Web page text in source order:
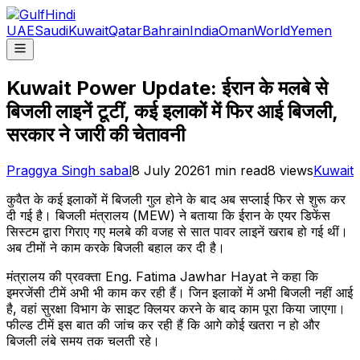
UAESaudiKuwaitQatarBahrainIndiaOmanWorldYemen
Kuwait Power Update: ईरान के मलबे से
बिजली लाइनें टूटीं, कई इलाकों में फिर आई बिजली,
सरकार ने जारी की चेतावनी
Praggya Singh sabal8 July 20261 min read8 viewsKuwait
कुवैत के कई इलाकों में बिजली गुल होने के बाद अब सप्लाई फिर से शुरू कर
दी गई है। बिजली मंत्रालय (MEW) ने बताया कि ईरान के एयर डिफेंस
सिस्टम द्वारा गिराए गए मलबे की वजह से सात पावर लाइनें खराब हो गई थीं।
अब टीमों ने काम करके बिजली बहाल कर दी है।
मंत्रालय की प्रवक्ता Eng. Fatima Jawhar Hayat ने कहा कि
इमरजेंसी टीमें अभी भी काम कर रही हैं। जिन इलाकों में अभी बिजली नहीं आई
है, वहां सुरक्षा विभाग के साइट क्लियर करने के बाद काम पूरा किया जाएगा।
फील्ड टीमें इस बात की जांच कर रही हैं कि आगे कोई खतरा न हो और
बिजली लंबे समय तक चलती रहे।